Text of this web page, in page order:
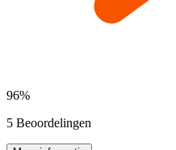
96%
5 Beoordelingen